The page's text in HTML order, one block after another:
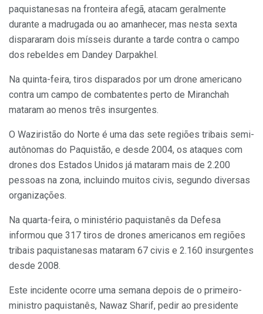
paquistanesas na fronteira afegã, atacam geralmente
durante a madrugada ou ao amanhecer, mas nesta sexta
dispararam dois mísseis durante a tarde contra o campo
dos rebeldes em Dandey Darpakhel.
Na quinta-feira, tiros disparados por um drone americano
contra um campo de combatentes perto de Miranchah
mataram ao menos três insurgentes.
O Waziristão do Norte é uma das sete regiões tribais semi-
autônomas do Paquistão, e desde 2004, os ataques com
drones dos Estados Unidos já mataram mais de 2.200
pessoas na zona, incluindo muitos civis, segundo diversas
organizações.
Na quarta-feira, o ministério paquistanês da Defesa
informou que 317 tiros de drones americanos em regiões
tribais paquistanesas mataram 67 civis e 2.160 insurgentes
desde 2008.
Este incidente ocorre uma semana depois de o primeiro-
ministro paquistanês, Nawaz Sharif, pedir ao presidente